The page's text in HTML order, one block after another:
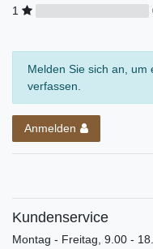
1
Melden Sie sich an, um
verfassen.
Anmelden
Kundenservice
Montag - Freitag, 9.00 -